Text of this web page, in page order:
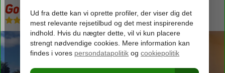
Golden Residence
Uden pension-Hotel